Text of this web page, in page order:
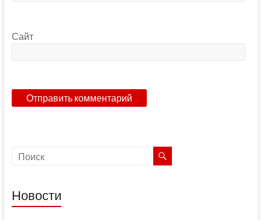
Сайт
Новости